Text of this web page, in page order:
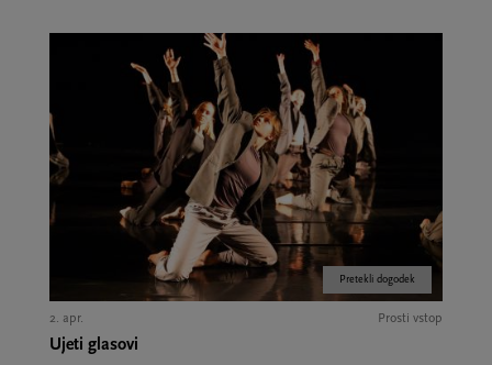
Pretekli dogodek
2. apr. Prosti vstop
Ujeti glasovi